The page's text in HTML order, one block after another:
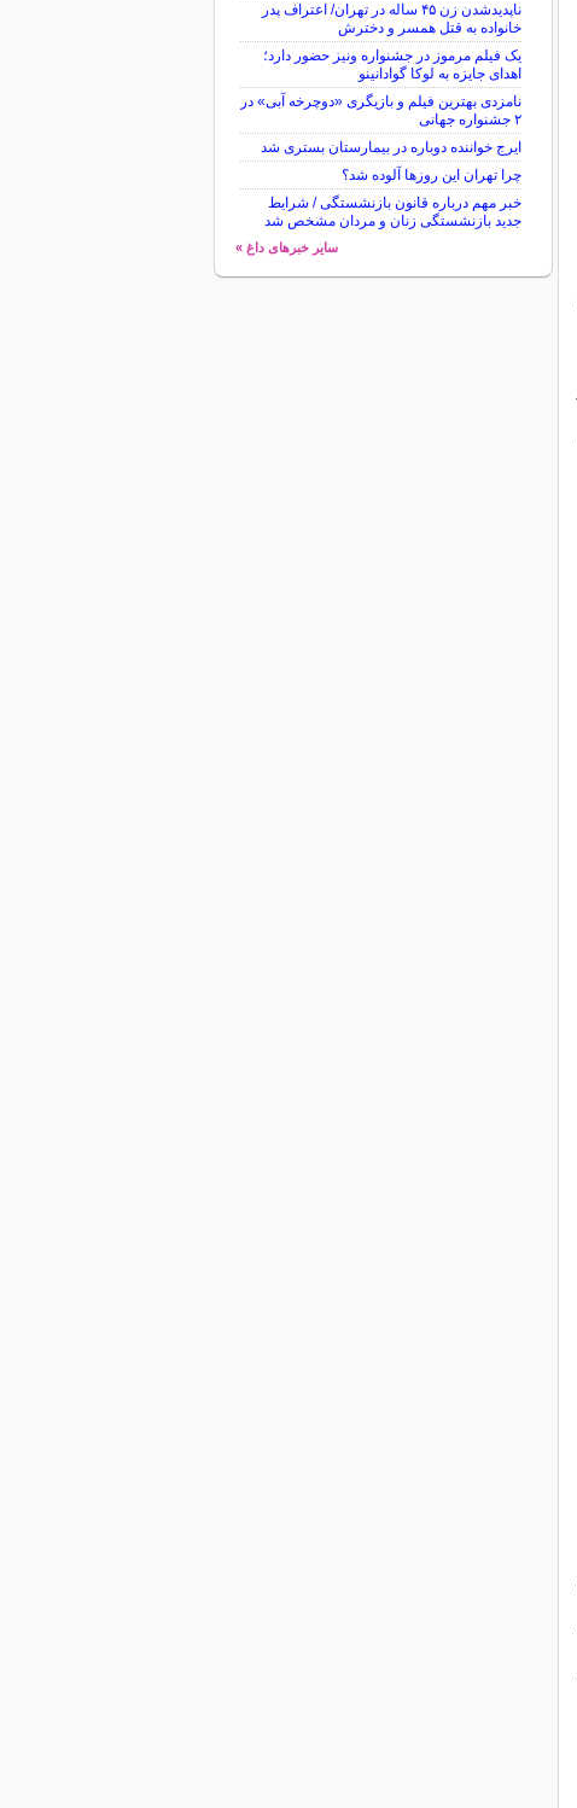
ناپدیدشدن زن ۴۵ ساله در تهران/ اعتراف پدر
خانواده به قتل همسر و دخترش
یک فیلم مرموز در جشنواره ونیز حضور دارد؛
اهدای جایزه به لوکا گوادانینو
نامزدی بهترین فیلم و بازیگری «دوچرخه آبی» در
۲ جشنواره جهانی
ایرج خواننده دوباره در بیمارستان بستری شد
چرا تهران این روزها آلوده شد؟
خبر مهم درباره قانون بازنشستگی / شرایط
جدید بازنشستگی زنان و مردان مشخص شد
سایر خبرهای داغ »